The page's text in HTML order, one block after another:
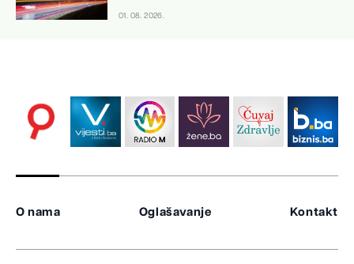
01. 08. 2026.
O nama Oglašavanje Kontakt